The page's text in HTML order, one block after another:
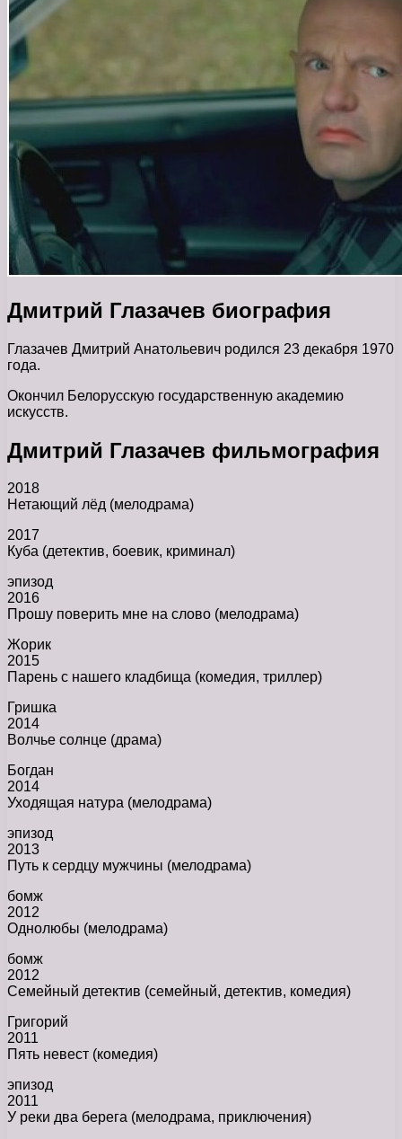
Дмитрий Глазачев биография
Глазачев Дмитрий Анатольевич родился 23 декабря 1970
года.
Окончил Белорусскую государственную академию
искусств.
Дмитрий Глазачев фильмография
2018
Нетающий лёд (мелодрама)
2017
Куба (детектив, боевик, криминал)
эпизод
2016
Прошу поверить мне на слово (мелодрама)
Жорик
2015
Парень с нашего кладбища (комедия, триллер)
Гришка
2014
Волчье солнце (драма)
Богдан
2014
Уходящая натура (мелодрама)
эпизод
2013
Путь к сердцу мужчины (мелодрама)
бомж
2012
Однолюбы (мелодрама)
бомж
2012
Семейный детектив (семейный, детектив, комедия)
Григорий
2011
Пять невест (комедия)
эпизод
2011
У реки два берега (мелодрама, приключения)